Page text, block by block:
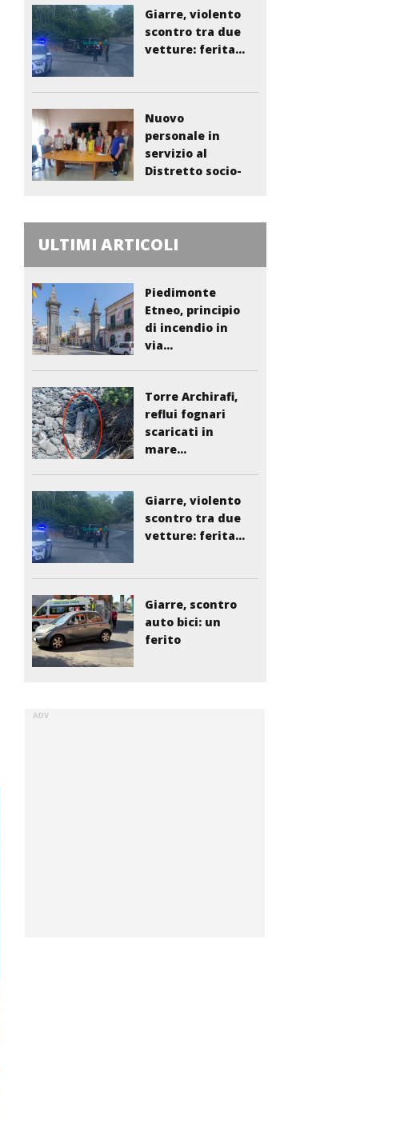
Giarre, violento
scontro tra due
vetture: ferita...
Nuovo
personale in
servizio al
Distretto socio-
ULTIMI ARTICOLI
Piedimonte
Etneo, principio
di incendio in
via...
Torre Archirafi,
reflui fognari
scaricati in
mare...
Giarre, violento
scontro tra due
vetture: ferita...
Giarre, scontro
auto bici: un
ferito